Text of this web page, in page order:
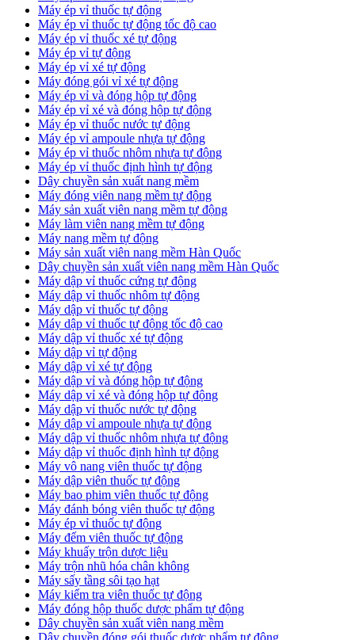
Máy ép vỉ thuốc tự động​
​Máy ép vỉ thuốc tự động tốc độ cao
​Máy ép vỉ thuốc xé tự động
​Máy ép vỉ tự động
​Máy ép vỉ xé tự động
​Máy đóng gói vỉ xé tự động
​Máy ép vỉ và đóng hộp tự động
​Máy ép vỉ xé và đóng hộp tự động
​Máy ép vỉ thuốc nước tự động
​Máy ép vỉ ampoule nhựa tự động
Máy ép vỉ thuốc nhôm nhựa tự động
​Máy ép vỉ thuốc định hình tự động
​Dây chuyền sản xuất nang mềm
Máy đóng viên nang mềm tự động
​Máy sản xuất viên nang mềm tự động
Máy làm viên nang mềm tự động
Máy nang mềm tự động
​Máy sản xuất viên nang mềm Hàn Quốc
​Dây chuyền sản xuất viên nang mềm Hàn Quốc
Máy dập vỉ thuốc cứng tự động
Máy dập vỉ thuốc nhôm tự động
Máy dập vỉ thuốc tự động​
​Máy dập vỉ thuốc tự động tốc độ cao
Máy dập vỉ thuốc xé tự động
​Máy dập vỉ tự động
​Máy dập vỉ xé tự động
​Máy dập vỉ và đóng hộp tự động
​Máy dập vỉ xé và đóng hộp tự động
​Máy dập vỉ thuốc nước tự động
Máy dập vỉ ampoule nhựa tự động
Máy dập vỉ thuốc nhôm nhựa tự động
Máy dập vỉ thuốc định hình tự động
Máy vô nang viên thuốc tự động
Máy dập viên thuốc tự động
Máy bao phim viên thuốc tự động
Máy đánh bóng viên thuốc tự động
Máy ép vỉ thuốc tự động
Máy đếm viên thuốc tự động
Máy khuấy trộn dược liệu
Máy trộn nhũ hóa chân không
Máy sấy tầng sôi tạo hạt
Máy kiểm tra viên thuốc tự động
Máy đóng hộp thuốc dược phẩm tự động
Dây chuyền sản xuất viên nang mềm